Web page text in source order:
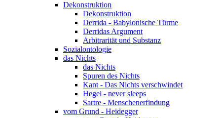
Dekonstruktion
Dekonstruktion
Derrida - Babylonische Türme
Derridas Argument
Arbitrarität und Substanz
Sozialontologie
das Nichts
das Nichts
Spuren des Nichts
Kant - Das Nichts verschwindet
Hegel - never sleeps
Sartre - Menschenerfindung
vom Grund - Heidegger